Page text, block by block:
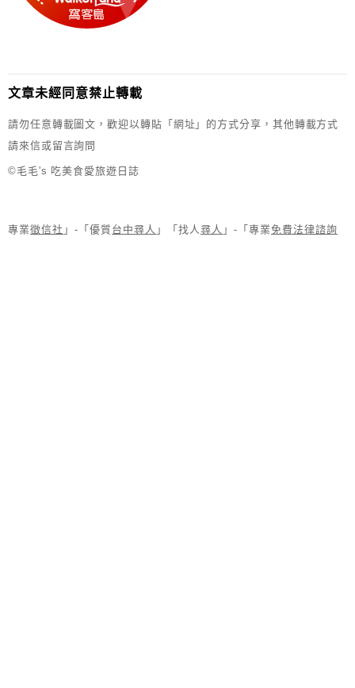
文章未經同意禁止轉載
請勿任意轉載圖文，歡迎以轉貼「網址」的方式分享，其他轉載方式
請來信或留言詢問
©毛毛's 吃美食愛旅遊日誌
專業徵信社 」-「優質台中尋人 」「找人尋人 」-「專業免費法律諮詢